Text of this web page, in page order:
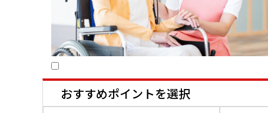
おすすめポイントを選択